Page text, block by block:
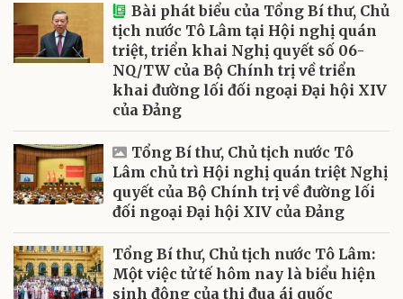
Bài phát biểu của Tổng Bí thư, Chủ
tịch nước Tô Lâm tại Hội nghị quán
triệt, triển khai Nghị quyết số 06-
NQ/TW của Bộ Chính trị về triển
khai đường lối đối ngoại Đại hội XIV
của Đảng
Tổng Bí thư, Chủ tịch nước Tô
Lâm chủ trì Hội nghị quán triệt Nghị
quyết của Bộ Chính trị về đường lối
đối ngoại Đại hội XIV của Đảng
Tổng Bí thư, Chủ tịch nước Tô Lâm:
Một việc tử tế hôm nay là biểu hiện
sinh động của thi đua ái quốc